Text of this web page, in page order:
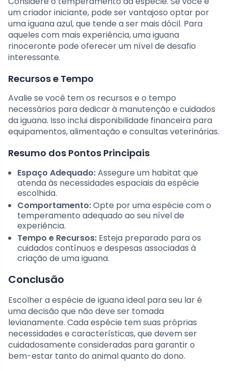
um criador iniciante, pode ser vantajoso optar por
uma iguana azul, que tende a ser mais dócil. Para
aqueles com mais experiência, uma iguana
rinoceronte pode oferecer um nível de desafio
interessante.
Recursos e Tempo
Avalie se você tem os recursos e o tempo
necessários para dedicar à manutenção e cuidados
da iguana. Isso inclui disponibilidade financeira para
equipamentos, alimentação e consultas veterinárias.
Resumo dos Pontos Principais
Espaço Adequado:Assegure um habitat que
atenda às necessidades espaciais da espécie
escolhida.
Comportamento:Opte por uma espécie com o
temperamento adequado ao seu nível de
experiência.
Tempo e Recursos: Esteja preparado para os
cuidados contínuos e despesas associadas à
criação de uma iguana.
Conclusão
Escolher a espécie de iguana ideal para seu lar é
uma decisão que não deve ser tomada
levianamente. Cada espécie tem suas próprias
necessidades e características, que devem ser
cuidadosamente consideradas para garantir o
bem-estar tanto do animal quanto do dono.